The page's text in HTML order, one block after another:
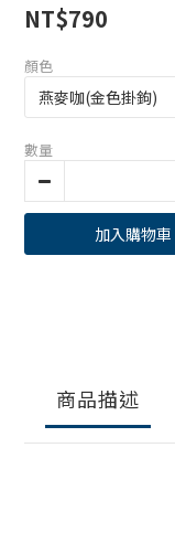
NT$790
顏色
數量
加入購物車
商品描述